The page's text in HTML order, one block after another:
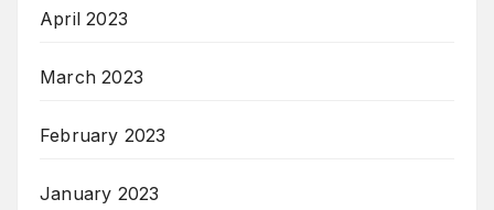
April 2023
March 2023
February 2023
January 2023